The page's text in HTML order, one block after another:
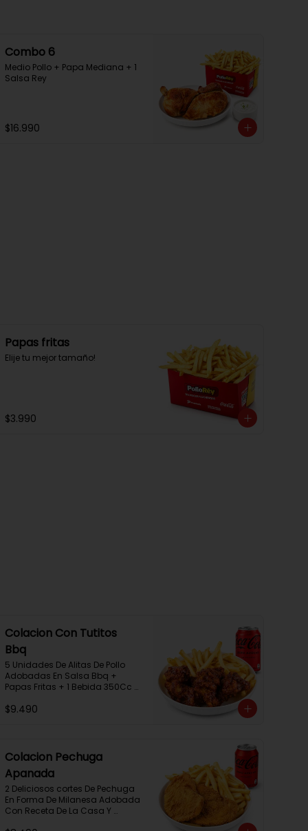
Combo 6
Medio Pollo + Papa Mediana + 1
Salsa Rey
$16.990
Papas fritas
Elije tu mejor tamaño!
$3.990
Colacion Con Tutitos
Bbq
5 Unidades De Alitas De Pollo
Adobadas En Salsa Bbq +
Papas Fritas + 1 Bebida 350Cc +
$9.490
Colacion Pechuga
Apanada
2 Deliciosos cortes De Pechuga
En Forma De Milanesa Adobada
Con Receta De La Casa Y